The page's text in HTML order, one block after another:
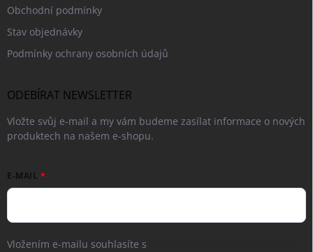
Obchodní podmínky
Stav objednávky
Podmínky ochrany osobních údajů
ODEBÍRAT NEWSLETTER
Vložte svůj e-mail a my vám budeme zasílat informace o nových
produktech na našem e-shopu.
E-MAIL
Vložením e-mailu souhlasíte s